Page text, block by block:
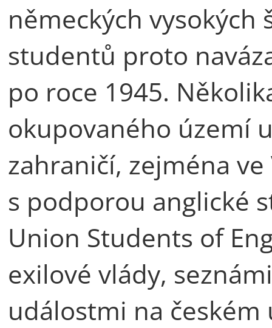
německých vysokých
studentů proto
po roce 1945.
okupovaného území
zahraničí, zejména
s podporou anglické
Union Students of
exilové vlády,
událostmi na